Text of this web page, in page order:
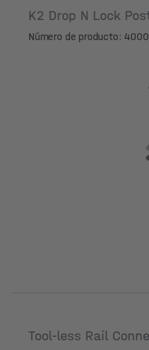
K2 Drop N Lock
Número de producto:
Tool-less Rail